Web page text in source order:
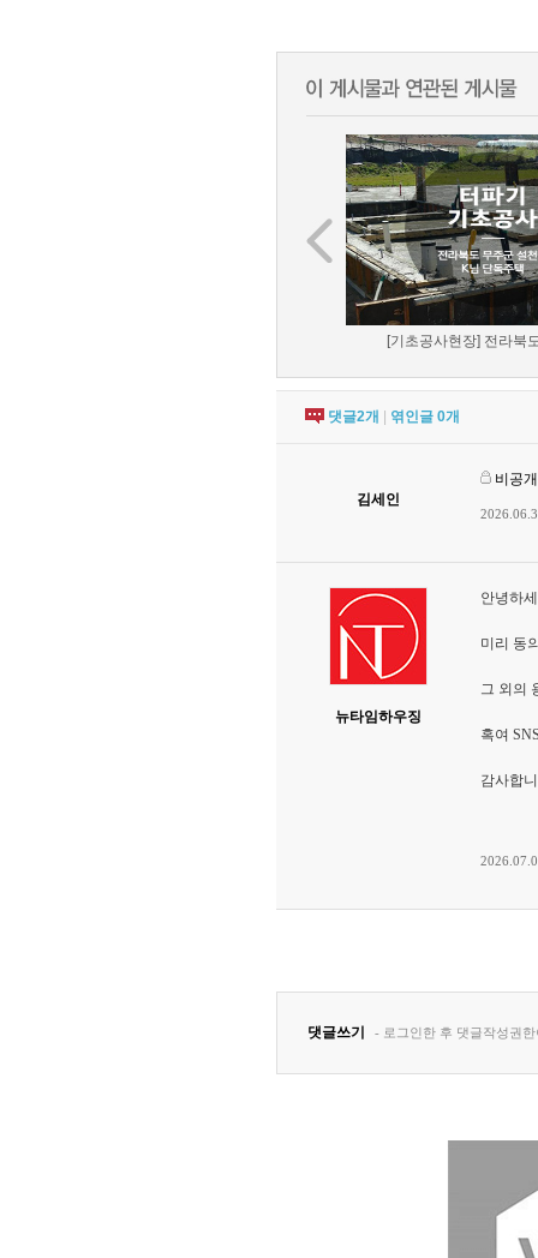
[기초공사현장] 전라북
댓글2개 엮인글 0개